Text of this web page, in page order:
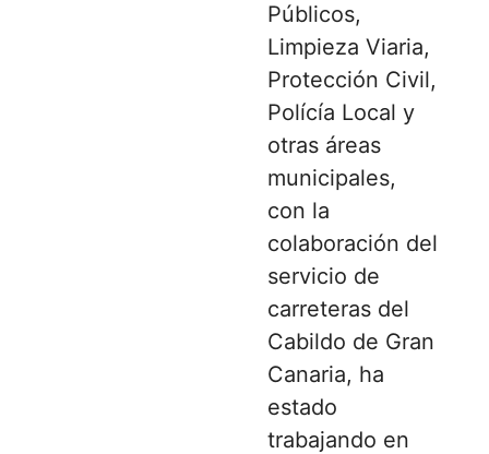
Públicos,
Limpieza Viaria,
Protección Civil,
Polícía Local y
otras áreas
municipales,
con la
colaboración del
servicio de
carreteras del
Cabildo de Gran
Canaria, ha
estado
trabajando en